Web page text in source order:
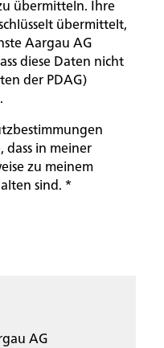
übermitteln. Ihre
übermittelt,
Aargau AG
diese Daten nicht
der PDAG)
dass in meiner
zu meinem
sind. *
AG